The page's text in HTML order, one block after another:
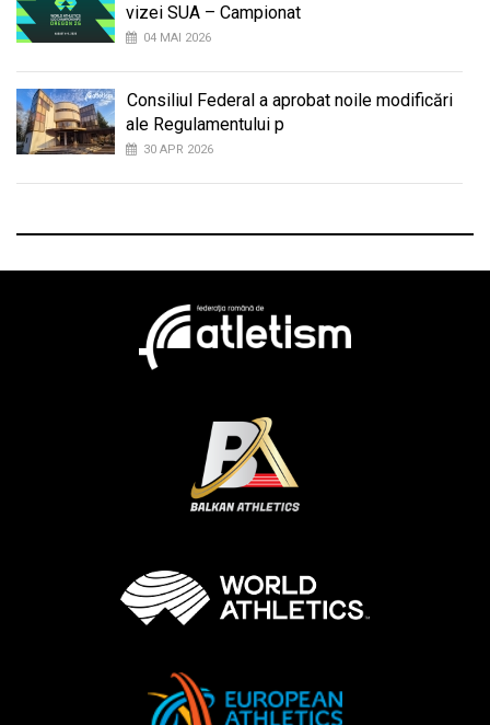
vizei SUA – Campionat
04 MAI 2026
Consiliul Federal a aprobat noile modificări
ale Regulamentului p
30 APR 2026